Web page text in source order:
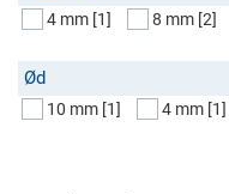
4 mm [1] 8 mm [2]
Ød
10 mm [1] 4 mm [1]